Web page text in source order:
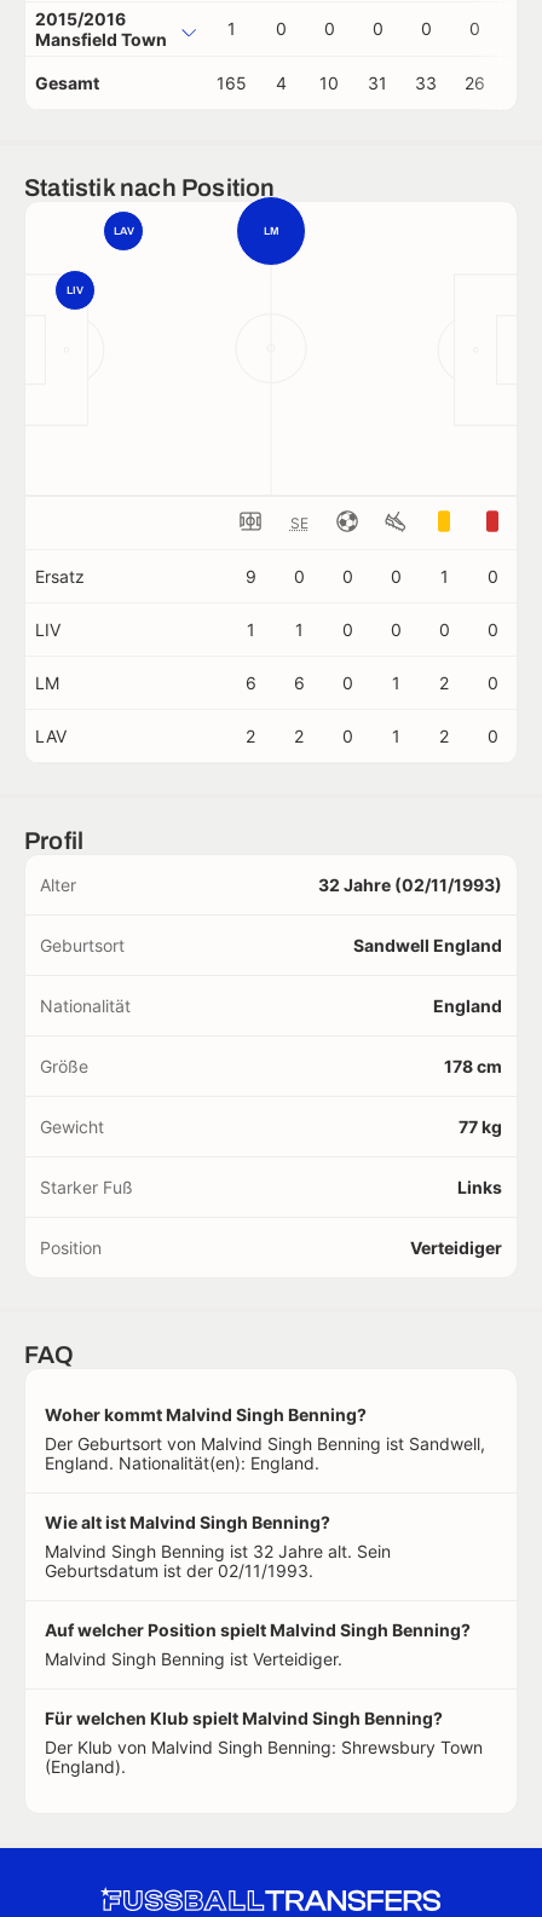
2015/2016
Mansfield Town
1 0 0 0 0 0
Gesamt 165 4 10 31 33 26
Statistik nach Position
LM
LAV
LIV
SE
Ersatz 9 0 0 0 1 0
LIV 1 1 0 0 0 0
LM 6 6 0 1 2 0
LAV 2 2 0 1 2 0
Profil
Alter 32 Jahre (02/11/1993)
Geburtsort Sandwell England
Nationalität England
Größe 178 cm
Gewicht 77 kg
Starker Fuß Links
Position Verteidiger
FAQ
Woher kommt Malvind Singh Benning?
Der Geburtsort von Malvind Singh Benning ist Sandwell,
England. Nationalität(en): England.
Wie alt ist Malvind Singh Benning?
Malvind Singh Benning ist 32 Jahre alt. Sein
Geburtsdatum ist der 02/11/1993.
Auf welcher Position spielt Malvind Singh Benning?
Malvind Singh Benning ist Verteidiger.
Für welchen Klub spielt Malvind Singh Benning?
Der Klub von Malvind Singh Benning: Shrewsbury Town
(England).